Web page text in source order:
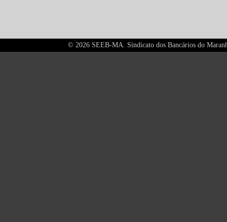
© 2026 SEEB-MA. Sindicato dos Bancários do